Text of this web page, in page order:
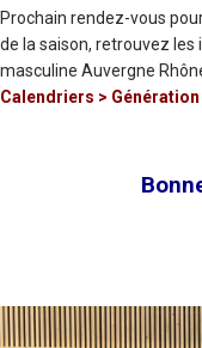
Prochain rendez-vous
de la saison, retrouvez
masculine Auvergne
Calendriers > Génération